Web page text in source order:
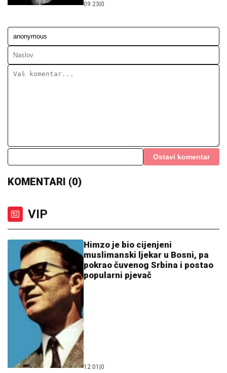
09:23 0
Ostavi komentar
KOMENTARI (0)
VIP
Himzo je bio cijenjeni
muslimanski ljekar u Bosni, pa
pokrao čuvenog Srbina i postao
popularni pjevač
12:01 0